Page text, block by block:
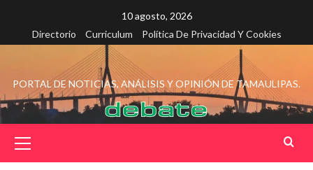
contenido
10 agosto, 2026
Directorio
Curriculum Política De Privacidad Y Cookies
PORTAL DE NOTICIAS, ANÁLISIS Y OPINIÓN DE TAMAULIPAS.
principal